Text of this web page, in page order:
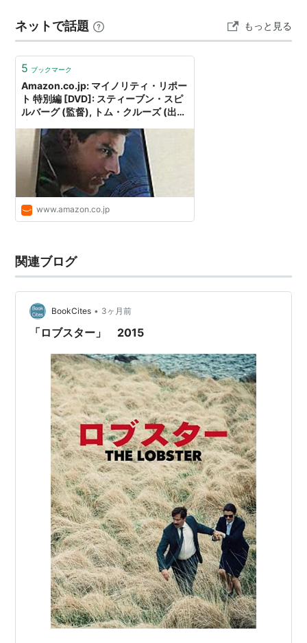
ホームレス・ワールドカップ
（2008） ナレーション
マイアミ・バイス
ニュー・ワールド（2005） 出演
イノセント・ラブ （2004）＜未＞ 出演
アレキサンダー（2004） 出演
リクルート （2003） 出演
デアデビル（2003） 出演
ヴェロニカ・ゲリン（2003） 出演
S.W.A.T.（2003） 出演
マイノリティ・リポート
フォーン・ブース（2002） 出演
アメリカン・アウトロー
私が愛したギャングスター
ネットで話題 もっと見る
5 ブックマーク
Amazon.co.jp: マイノリティ・リポー
ト 特別編 [DVD]: スティーブン・スピ
ルバーグ (監督), トム・クルーズ (出
サ・モートン (出演), マックス・フォ
ン・シドー (出演), スティーヴン・ス
ピルバーグ (出演), フィリップ・K・デ
ィック (出演), スペンサー・トリー
ト・クラーク (出演), スティーヴ・ハ
リス (出演), ピーター・ストーメ (出
演), キャスリン・モリス (出演), フィ
www.amazon.co.jp
関連ブログ
BookCites • 3ヶ月前
「ロブスター」 2015